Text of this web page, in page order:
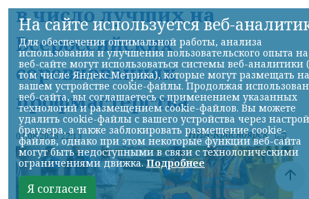
в число лучших на
Всероссийских
соревнованиях
профмастерства
07.08.2026 22:13 НИА-Красноярск
На сайте используется веб-
Для обеспечения оптимальной работы, анализа
использования и улучшения пользовательского опыта на
веб-сайте могут использоваться системы веб-аналитики
том числе Яндекс.Метрика), которые могут размещать на
вашем устройстве cookie-файлы. Продолжая
веб-сайта, вы соглашаетесь с применением указанных
технологий и размещением cookie-файлов. Вы можете
удалить cookie-файлы с вашего устройства через
браузера, а также заблокировать размещение cookie-
файлов, однако при этом некоторые функции веб-сайта
могут быть недоступными в связи с технологическими
ограничениями движка. Подробнее
Я согласен